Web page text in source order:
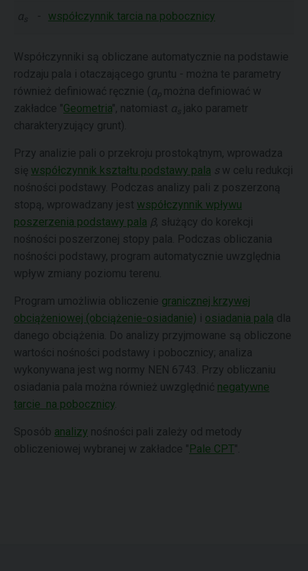
αs - współczynnik tarcia na pobocznicy
Współczynniki są obliczane automatycznie na podstawie
rodzaju pala i otaczającego gruntu - można te parametry
również definiować ręcznie ( αp można definiować w
zakładce "Geometria", natomiast αs jako parametr
charakteryzujący grunt).
Przy analizie pali o przekroju prostokątnym, wprowadza
się współczynnik kształtu podstawy pala s w celu redukcji
nośności podstawy. Podczas analizy pali z poszerzoną
stopą, wprowadzany jest współczynnik wpływu
poszerzenia podstawy pala β, służący do korekcji
nośności poszerzonej stopy pala. Podczas obliczania
nośności podstawy, program automatycznie uwzględnia
wpływ zmiany poziomu terenu.
Program umożliwia obliczenie granicznej krzywej
obciążeniowej (obciążenie-osiadanie) i osiadania pala dla
danego obciążenia. Do analizy przyjmowane są obliczone
wartości nośności podstawy i pobocznicy; analiza
wykonywana jest wg normy NEN 6743. Przy obliczaniu
osiadania pala można również uwzględnić negatywne
tarcie na pobocznicy
Sposób analizy nośności pali zależy od metody
obliczeniowej wybranej w zakładce "Pale CPT".